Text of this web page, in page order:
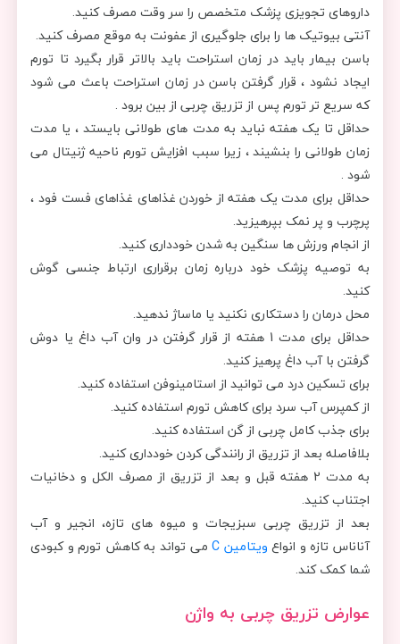
داروهای تجویزی پزشک متخصص را سر وقت مصرف کنید.
آنتی بیوتیک ها را برای جلوگیری از عفونت به موقع مصرف کنید.
باسن بیمار باید در زمان استراحت باید بالاتر قرار بگیرد تا تورم
ایجاد نشود ، قرار گرفتن باسن در زمان استراحت باعث می شود
که سریع تر تورم پس از تزریق چربی از بین برود .
حداقل تا یک هفته نباید به مدت های طولانی بایستد ، یا مدت
زمان طولانی را بنشیند ، زیرا سبب افزایش تورم ناحیه ژنیتال می
شود .
حداقل برای مدت یک هفته از خوردن غذاهای غذاهای فست فود ،
پرچرب و پر نمک بپرهیزید.
از انجام ورزش ها سنگین به شدن خودداری کنید.
به توصیه پزشک خود درباره زمان برقراری ارتباط جنسی گوش
کنید.
محل درمان را دستکاری نکنید یا ماساژ ندهید.
حداقل برای مدت 1 هفته از قرار گرفتن در وان آب داغ یا دوش
گرفتن با آب داغ پرهیز کنید.
برای تسکین درد می توانید از استامینوفن استفاده کنید.
از کمپرس آب سرد برای کاهش تورم استفاده کنید.
برای جذب کامل چربی از گن استفاده کنید.
بلافاصله بعد از تزریق از رانندگی کردن خودداری کنید.
به مدت 2 هفته قبل و بعد از تزریق از مصرف الکل و دخانیات
اجتناب کنید.
بعد از تزریق چربی سبزیجات و میوه های تازه، انجیر و آب
آناناس تازه و انواع ویتامین C می تواند به کاهش تورم و کبودی
شما کمک کند.
عوارض تزریق چربی به واژن